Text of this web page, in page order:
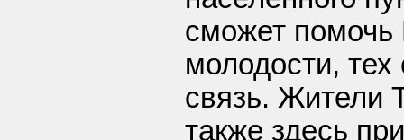
сможет помочь
молодости,
связь. Жители
также здесь